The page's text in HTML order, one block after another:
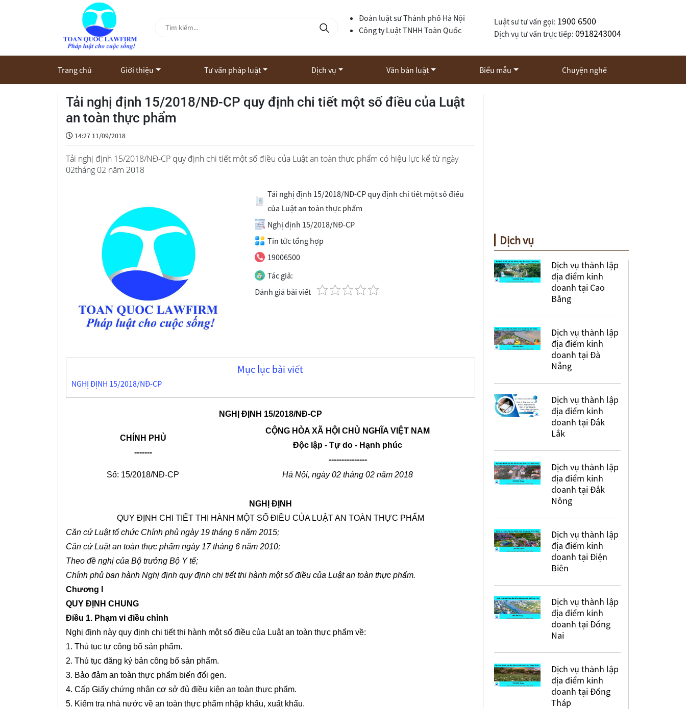
Đoàn luật sư Thành phố Hà Nội
Công ty Luật TNHH Toàn Quốc
Luật sư tư vấn gọi: 1900 6500
Dịch vụ tư vấn trực tiếp: 0918243004
Trang chủ Giới thiệu Tư vấn pháp luật Dịch vụ Văn bản luật Biểu mẫu Chuyện nghề
Tải nghị định 15/2018/NĐ-CP quy định chi tiết một số điều của Luật
an toàn thực phẩm
14:27 11/09/2018
Tải nghị định 15/2018/NĐ-CP quy định chi tiết một số điều của Luật an toàn thực phẩm có hiệu lực kể từ ngày
02tháng 02 năm 2018
Tải nghị định 15/2018/NĐ-CP quy định chi tiết một số điều
của Luật an toàn thực phẩm
Nghị định 15/2018/NĐ-CP
Tin tức tổng hợp
19006500
Tác giả:
Đánh giá bài viết
Mục lục bài viết
NGHỊ ĐỊNH 15/2018/NĐ-CP
NGHỊ ĐỊNH 15/2018/NĐ-CP
CHÍNH PHỦ
-------
CỘNG HÒA XÃ HỘI CHỦ NGHĨA VIỆT NAM
Độc lập - Tự do - Hạnh phúc
---------------
Số: 15/2018/NĐ-CP
Hà Nội, ngày 02 tháng 02 năm 2018
NGHỊ ĐỊNH
QUY ĐỊNH CHI TIẾT THI HÀNH MỘT SỐ ĐIỀU CỦA LUẬT AN TOÀN THỰC PHẨM
Căn cứ Luật tổ chức Chính phủ ngày 19 tháng 6 năm 2015;
Căn cứ Luật an toàn thực phẩm ngày 17 tháng 6 năm 2010;
Theo đề nghị của Bộ trưởng Bộ Y tế;
Chính phủ ban hành Nghị định quy định chi tiết thi hành một số điều của Luật an toàn thực phẩm.
Chương I
QUY ĐỊNH CHUNG
Điều 1. Phạm vi điều chỉnh
Nghị định này quy định chi tiết thi hành một số điều của Luật an toàn thực phẩm về:
1. Thủ tục tự công bố sản phẩm.
2. Thủ tục đăng ký bản công bố sản phẩm.
3. Bảo đảm an toàn thực phẩm biến đổi gen.
4. Cấp Giấy chứng nhận cơ sở đủ điều kiện an toàn thực phẩm.
5. Kiểm tra nhà nước về an toàn thực phẩm nhập khẩu, xuất khẩu.
Dịch vụ
Dịch vụ thành lập
địa điểm kinh
doanh tại Cao
Bằng
Dịch vụ thành lập
địa điểm kinh
doanh tại Đà
Nẵng
Dịch vụ thành lập
địa điểm kinh
doanh tại Đắk
Lắk
Dịch vụ thành lập
địa điểm kinh
doanh tại Đắk
Nông
Dịch vụ thành lập
địa điểm kinh
doanh tại Điện
Biên
Dịch vụ thành lập
địa điểm kinh
doanh tại Đồng
Nai
Dịch vụ thành lập
địa điểm kinh
doanh tại Đồng
Tháp